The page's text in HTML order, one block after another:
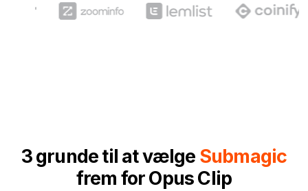
3 grunde til at vælge Submagic
frem for Opus Clip